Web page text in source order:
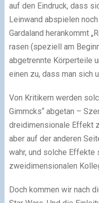
auf den Eindruck, dass
Leinwand abspielen
Gardaland herankommt
rasen (speziell am
abgetrennte Körperteile
einen zu, dass man sich
Von Kritikern werden
Gimmcks“ abgetan –
dreidimensionale Effekt
aber auf der anderen
wahr, und solche Effekte
zweidimensionalen
Doch kommen wir nach